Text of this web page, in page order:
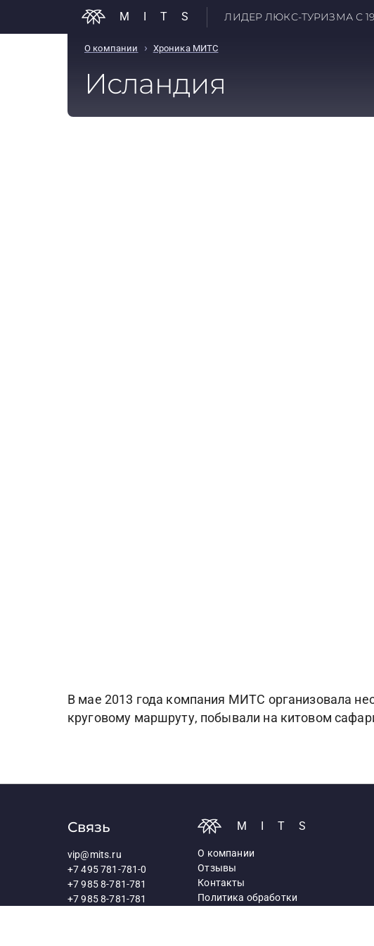
MITS ЛИДЕР ЛЮКС-ТУРИЗМА С
О компании › Хроника МИТС
Исландия
В мае 2013 года компания МИТС организовала
круговому маршруту, побывали на китовом
Связь
vip@mits.ru
+7 495 781-781-0
+7 985 8-781-781
+7 985 8-781-781
MITS
О компании
Отзывы
Контакты
Политика обработки